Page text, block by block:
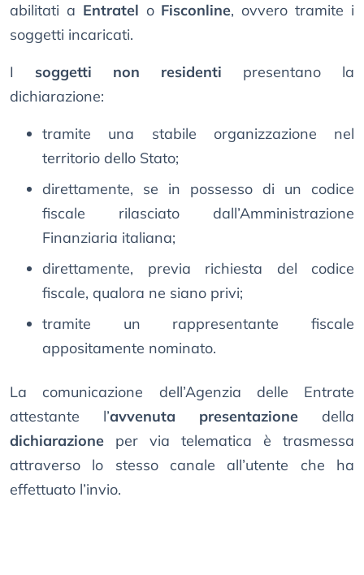
abilitati a Entratel o Fisconline, ovvero tramite i
soggetti incaricati.
I soggetti non residenti presentano la
dichiarazione:
tramite una stabile organizzazione nel
territorio dello Stato;
direttamente, se in possesso di un codice
fiscale rilasciato dall’Amministrazione
Finanziaria italiana;
direttamente, previa richiesta del codice
fiscale, qualora ne siano privi;
tramite un rappresentante fiscale
appositamente nominato.
La comunicazione dell’Agenzia delle Entrate
attestante l’avvenuta presentazione della
dichiarazione per via telematica è trasmessa
attraverso lo stesso canale all’utente che ha
effettuato l’invio.